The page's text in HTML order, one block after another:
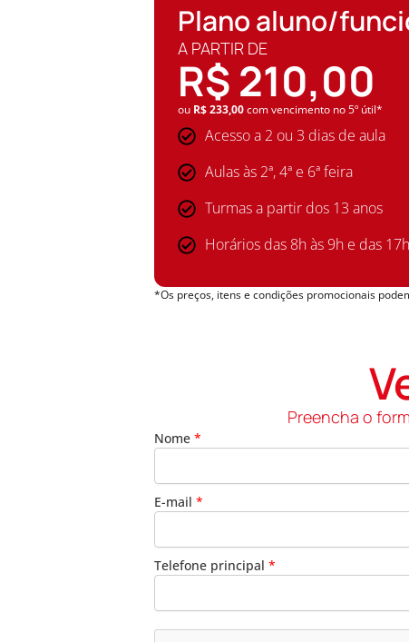
Plano aluno/
A PARTIR DE
R$ 210,00
ou R$ 233,00com vencimento no 5º útil*
Acesso a 2 ou 3 dias de aula
Aulas às 2ª, 4ª e 6ª feira
Turmas a partir dos 13 anos
Horários das 8h às 9h e das
*Os preços, itens e condições promocionais
Preencha o
Nome*
E-mail*
Telefone principal*